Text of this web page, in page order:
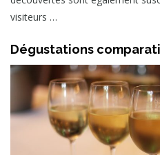
visiteurs …
Dégustations